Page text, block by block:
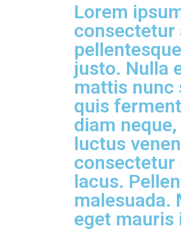
Lorem
consectetur
justo. Nulla
mattis nunc
quis
diam
luctus
consectetur
lacus.
malesuada.
eget mauris